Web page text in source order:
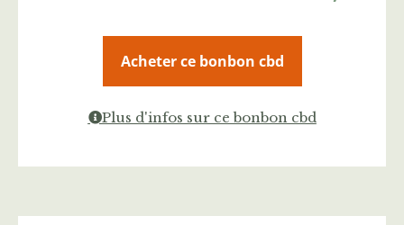
Acheter ce bonbon cbd
Plus d'infos sur ce bonbon cbd